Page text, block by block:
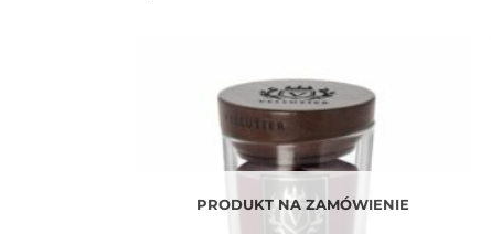
PRODUKT NA ZAMÓWIENIE